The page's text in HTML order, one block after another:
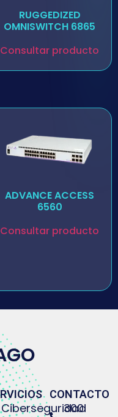
RUGGEDIZED
OMNISWITCH 6865
Consultar producto
ADVANCE ACCESS
6560
Consultar producto
Ciberseguridad
CONTACTO
300